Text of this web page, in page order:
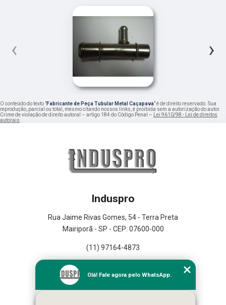
‹ ›
O conteúdo do texto "Fabricante de Peça Tubular Metal Caçapava" é de direito reservado. Sua
reprodução, parcial ou total, mesmo citando nossos links, é proibida sem a autorização do autor.
Crime de violação de direito autoral – artigo 184 do Código Penal – Lei 9610/98 - Lei de direitos
autorais.
Induspro
Rua Jaime Rivas Gomes, 54 - Terra Preta
Mairiporã - SP - CEP: 07600-000
(11) 97164-4873
Empresa
Missão
Olá! Fale agora pelo WhatsApp.